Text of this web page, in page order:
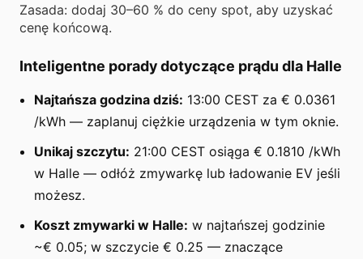
Zasada: dodaj 30–60 % do ceny spot, aby uzyskać
cenę końcową.
Inteligentne porady dotyczące prądu dla Halle
Najtańsza godzina dziś: 13:00 CEST za € 0.0361
/kWh — zaplanuj ciężkie urządzenia w tym oknie.
Unikaj szczytu: 21:00 CEST osiąga € 0.1810 /kWh
w Halle — odłóż zmywarkę lub ładowanie EV jeśli
możesz.
Koszt zmywarki w Halle: w najtańszej godzinie
~€ 0.05; w szczycie € 0.25 — znaczące